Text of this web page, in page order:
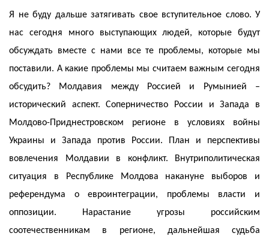
Я не буду дальше затягивать свое вступительное слово. У
нас сегодня много выступающих людей, которые будут
обсуждать вместе с нами все те проблемы, которые мы
поставили. А какие проблемы мы считаем важным сегодня
обсудить? Молдавия между Россией и Румынией –
исторический аспект. Соперничество России и Запада в
Молдово-Приднестровском регионе в условиях войны
Украины и Запада против России. План и перспективы
вовлечения Молдавии в конфликт. Внутриполитическая
ситуация в Республике Молдова накануне выборов и
референдума о евроинтеграции, проблемы власти и
оппозиции. Нарастание угрозы российским
соотечественникам в регионе, дальнейшая судьба